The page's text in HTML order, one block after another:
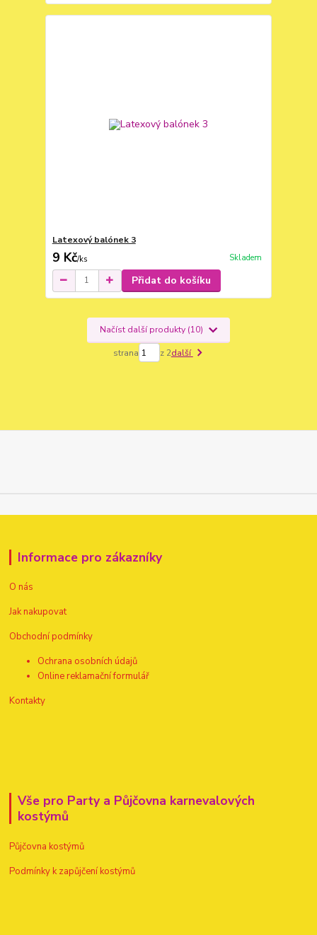
Latexový balónek 3
9 Kč/ks Skladem
Přidat do košíku
Načíst další produkty (10)
strana z 2další
Informace pro zákazníky
O nás
Jak nakupovat
Obchodní podmínky
Ochrana osobních údajů
Online reklamační formulář
Kontakty
Vše pro Party a Půjčovna karnevalových
kostýmů
Půjčovna kostýmů
Podmínky k zapůjčení kostýmů